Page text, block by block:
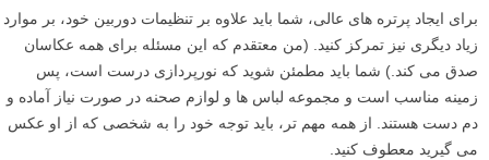
برای ایجاد پرتره های عالی، شما باید علاوه بر تنظیمات دوربین خود، بر موارد
زیاد دیگری نیز تمرکز کنید. (من معتقدم که این مسئله برای همه عکاسان
صدق می کند.) شما باید مطمئن شوید که نورپردازی درست است، پس
زمینه مناسب است و مجموعه لباس ها و لوازم صحنه در صورت نیاز آماده و
دم دست هستند. از همه مهم تر، باید توجه خود را به شخصی که از او عکس
می گیرید معطوف کنید.